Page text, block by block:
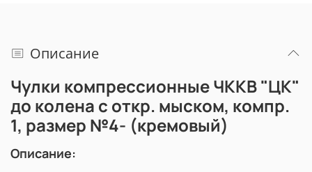
Описание
Чулки компрессионные ЧККВ "ЦК"
до колена с откр. мыском, компр.
1, размер №4- (кремовый)
Описание: